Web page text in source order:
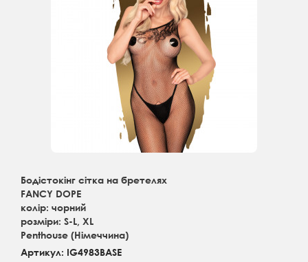
Бодістокінг сітка на бретелях
FANCY DOPE
колір: чорний
розміри: S-L, XL
Penthouse (Німеччина)
Артикул: IG4983BASE